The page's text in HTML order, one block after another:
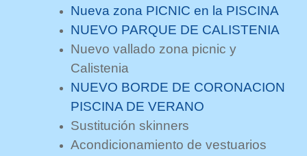
Nueva zona PICNIC en la PISCINA
NUEVO PARQUE DE CALISTENIA
Nuevo vallado zona picnic y
Calistenia
NUEVO BORDE DE CORONACION
PISCINA DE VERANO
Sustitución skinners
Acondicionamiento de vestuarios